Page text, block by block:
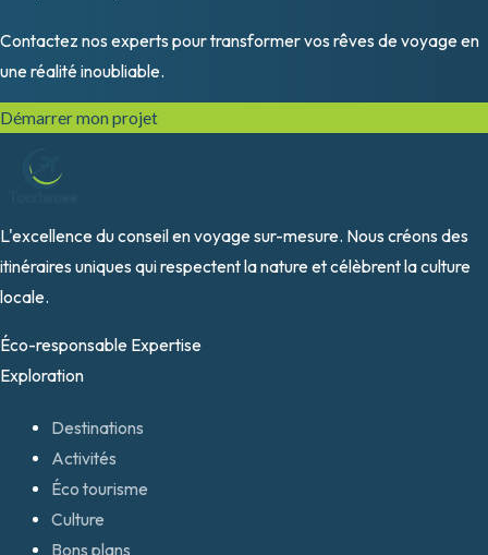
Contactez nos experts pour transformer vos rêves de voyage en
une réalité inoubliable.
Démarrer mon projet
L'excellence du conseil en voyage sur-mesure. Nous créons des
itinéraires uniques qui respectent la nature et célèbrent la culture
locale.
Éco-responsable Expertise
Exploration
Destinations
Activités
Éco tourisme
Culture
Bons plans